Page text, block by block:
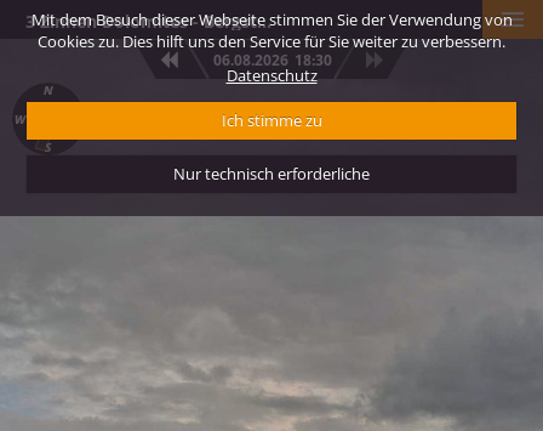
Mit dem Besuch dieser Webseite stimmen Sie der Verwendung von
Cookies zu. Dies hilft uns den Service für Sie weiter zu verbessern.
Datenschutz
Ich stimme zu
Nur technisch erforderliche
Skilift Hawaii
Innichen
Bergstation 8er Sessellift Hasenköpfl
Haunold
Stiergarten
Kreuzbergpass
Rotwand
Porzen
3 Zinnen Dolomites - Bergstation Hasenköpfl
06.08.2026 18:30